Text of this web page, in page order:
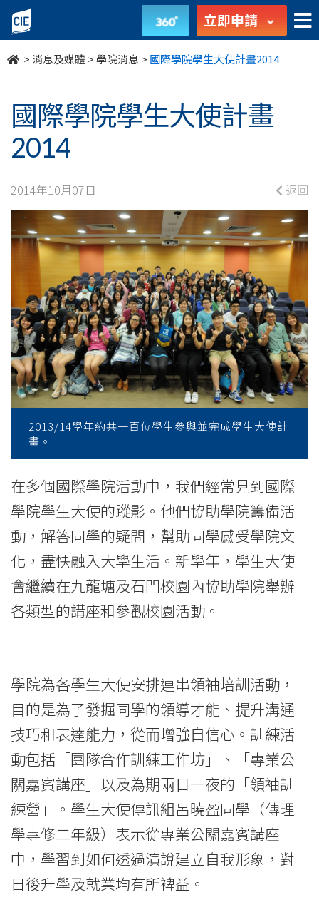
國
際
院
學
生
大
使
計
2014
學
院
息
國
際
學
院
香
港
浸
會
大
學
立即申請
>消息及媒體 >學院消息 > 國際學院學生大使計畫2014
國際學院學生大使計畫
2014
2014年10月07日 返回
2013/14學年約共一百位學生參與並完成學生大使計
畫。
在多個國際學院活動中，我們經常見到國際
學院學生大使的蹤影。他們協助學院籌備活
動，解答同學的疑問，幫助同學感受學院文
化，盡快融入大學生活。新學年，學生大使
會繼續在九龍塘及石門校園內協助學院舉辦
各類型的講座和參觀校園活動。
學院為各學生大使安排連串領袖培訓活動，
目的是為了發掘同學的領導才能、提升溝通
技巧和表達能力，從而增強自信心。訓練活
動包括「團隊合作訓練工作坊」、「專業公
關嘉賓講座」以及為期兩日一夜的「領袖訓
練營」。學生大使傳訊組呂曉盈同學（傳理
學專修二年級）表示從專業公關嘉賓講座
中，學習到如何透過演說建立自我形象，對
日後升學及就業均有所裨益。